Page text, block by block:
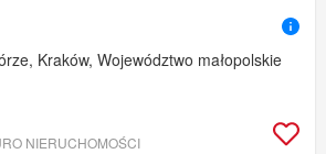
Kraków, Województwo małopolskie
NIERUCHOMOŚCI